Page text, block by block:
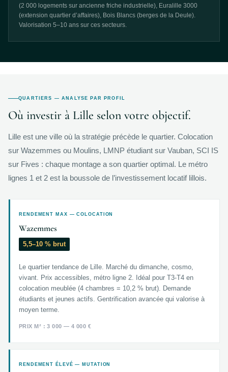
(2 000 logements sur ancienne friche industrielle), Euralille 3000
(extension quartier d’affaires), Bois Blancs (berges de la Deule).
Valorisation 5–10 ans sur ces secteurs.
QUARTIERS — ANALYSE PAR PROFIL
Où investir à Lille selon votre objectif.
Lille est une ville où la stratégie précède le quartier. Colocation
sur Wazemmes ou Moulins, LMNP étudiant sur Vauban, SCI IS
sur Fives : chaque montage a son quartier optimal. Le métro
lignes 1 et 2 est la boussole de l’investissement locatif lillois.
RENDEMENT MAX — COLOCATION
Wazemmes
5,5–10 % brut
Le quartier tendance de Lille. Marché du dimanche, cosmo,
vivant. Prix accessibles, métro ligne 2. Idéal pour T3-T4 en
colocation meublée (4 chambres = 10,2 % brut). Demande
étudiants et jeunes actifs. Gentrification avancée qui valorise à
moyen terme.
PRIX M² : 3 000 — 4 000 €
RENDEMENT ÉLEVÉ — MUTATION